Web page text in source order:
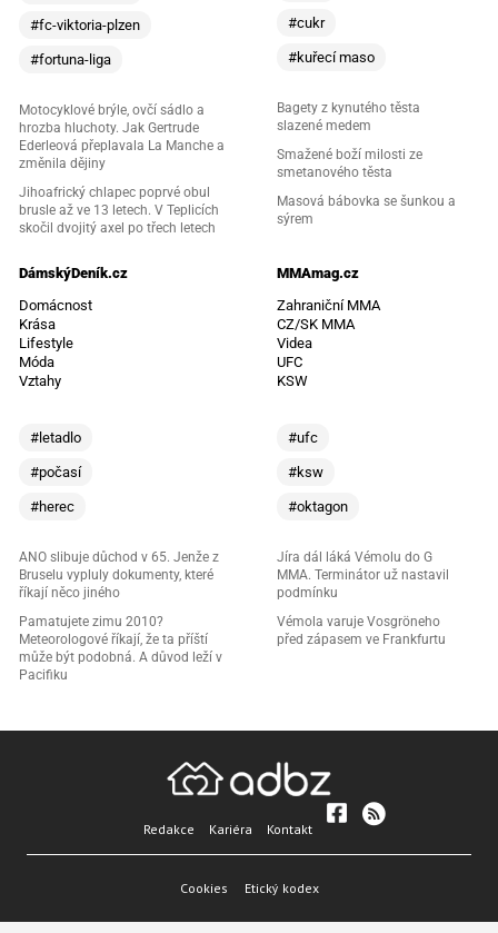
#fc-viktoria-plzen
#fortuna-liga
Motocyklové brýle, ovčí sádlo a
hrozba hluchoty. Jak Gertrude
Ederleová přeplavala La Manche a
změnila dějiny
Jihoafrický chlapec poprvé obul
brusle až ve 13 letech. V Teplicích
skočil dvojitý axel po třech letech
#cukr
#kuřecí maso
Bagety z kynutého těsta
slazené medem
Smažené boží milosti ze
smetanového těsta
Masová bábovka se šunkou a
sýrem
DámskýDeník.cz
Domácnost
Krása
Lifestyle
Móda
Vztahy
#letadlo
#počasí
#herec
ANO slibuje důchod v 65. Jenže z
Bruselu vypluly dokumenty, které
říkají něco jiného
Pamatujete zimu 2010?
Meteorologové říkají, že ta příští
může být podobná. A důvod leží v
Pacifiku
MMAmag.cz
Zahraniční MMA
CZ/SK MMA
Videa
UFC
KSW
#ufc
#ksw
#oktagon
Jíra dál láká Vémolu do G
MMA. Terminátor už nastavil
podmínku
Vémola varuje Vosgröneho
před zápasem ve Frankfurtu
Redakce Kariéra Kontakt
Cookies Etický kodex